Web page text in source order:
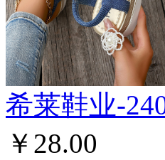
希莱鞋业-
￥28.00